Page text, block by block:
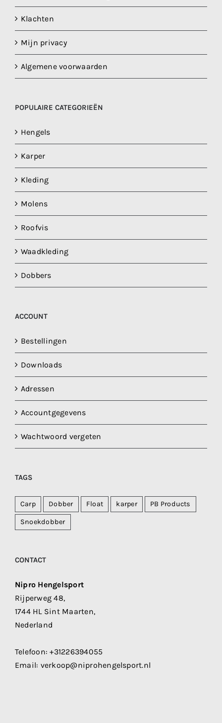
Klachten
Mijn privacy
Algemene voorwaarden
POPULAIRE CATEGORIEËN
Hengels
Karper
Kleding
Molens
Roofvis
Waadkleding
Dobbers
ACCOUNT
Bestellingen
Downloads
Adressen
Accountgegevens
Wachtwoord vergeten
TAGS
Carp Dobber Float karper PB Products
Snoekdobber
CONTACT
Nipro Hengelsport
Rijperweg 48,
1744 HL Sint Maarten,
Nederland
Telefoon:+31226394055
Email: verkoop@niprohengelsport.nl